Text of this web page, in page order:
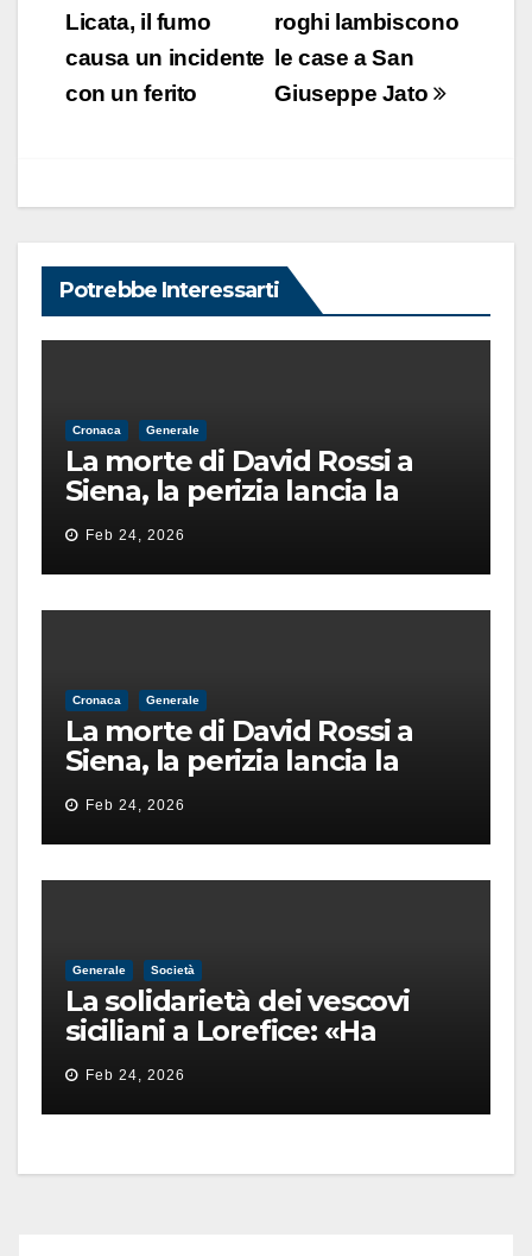
roghi lambiscono
le case a San
Giuseppe Jato
Licata, il fumo
causa un incidente
con un ferito
Potrebbe Interessarti
Cronaca Generale
La morte di David Rossi a
Siena, la perizia lancia la
pista di un’intimidazione
finita male
Feb 24, 2026
Cronaca Generale
La morte di David Rossi a
Siena, la perizia lancia la
pista di un’intimidazione
finita male
Feb 24, 2026
Generale Società
La solidarietà dei vescovi
siciliani a Lorefice: «Ha
difeso il valore e la dignità
dell’umanità»
Feb 24, 2026